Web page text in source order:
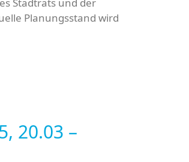
Planungsstand wird
20.03 –